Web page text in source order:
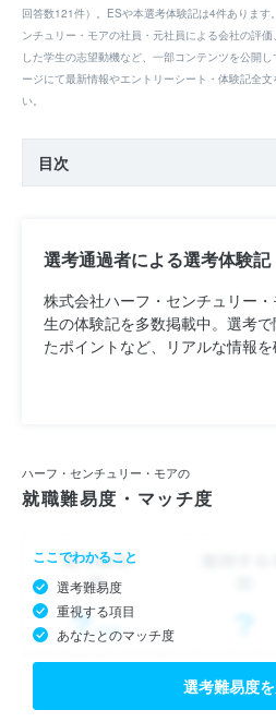
回答数121件）。ESや本選考体験記は4件ありま
ンチュリー・モアの社員・元社員による会社の評
した学生の志望動機など、一部コンテンツを公開
ージにて最新情報やエントリーシート・体験記全
い。
目次
選考通過者による選考体験記
株式会社ハーフ・センチュリー
生の体験記を多数掲載中。選考
たポイントなど、リアルな情報を
ハーフ・センチュリー・モアの
就職難易度・マッチ度
ここでわかること
選考難易度
重視する項目
あなたとのマッチ度
選考難易度